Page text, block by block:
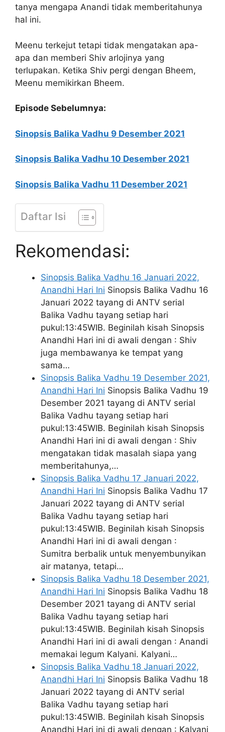
tanya mengapa Anandi tidak memberitahunya
hal ini.
Meenu terkejut tetapi tidak mengatakan apa-
apa dan memberi Shiv arlojinya yang
terlupakan. Ketika Shiv pergi dengan Bheem,
Meenu memikirkan Bheem.
Episode Sebelumnya:
Sinopsis Balika Vadhu 9 Desember 2021
Sinopsis Balika Vadhu 10 Desember 2021
Sinopsis Balika Vadhu 11 Desember 2021
Daftar Isi
Rekomendasi:
Sinopsis Balika Vadhu 16 Januari 2022,
Anandhi Hari Ini Sinopsis Balika Vadhu 16
Januari 2022 tayang di ANTV serial
Balika Vadhu tayang setiap hari
pukul:13:45WIB. Beginilah kisah Sinopsis
Anandhi Hari ini di awali dengan : Shiv
juga membawanya ke tempat yang
sama…
Sinopsis Balika Vadhu 19 Desember 2021,
Anandhi Hari Ini Sinopsis Balika Vadhu 19
Desember 2021 tayang di ANTV serial
Balika Vadhu tayang setiap hari
pukul:13:45WIB. Beginilah kisah Sinopsis
Anandhi Hari ini di awali dengan : Shiv
mengatakan tidak masalah siapa yang
memberitahunya,…
Sinopsis Balika Vadhu 17 Januari 2022,
Anandhi Hari Ini Sinopsis Balika Vadhu 17
Januari 2022 tayang di ANTV serial
Balika Vadhu tayang setiap hari
pukul:13:45WIB. Beginilah kisah Sinopsis
Anandhi Hari ini di awali dengan :
Sumitra berbalik untuk menyembunyikan
air matanya, tetapi…
Sinopsis Balika Vadhu 18 Desember 2021,
Anandhi Hari Ini Sinopsis Balika Vadhu 18
Desember 2021 tayang di ANTV serial
Balika Vadhu tayang setiap hari
pukul:13:45WIB. Beginilah kisah Sinopsis
Anandhi Hari ini di awali dengan : Anandi
memakai legum Kalyani. Kalyani…
Sinopsis Balika Vadhu 18 Januari 2022,
Anandhi Hari Ini Sinopsis Balika Vadhu 18
Januari 2022 tayang di ANTV serial
Balika Vadhu tayang setiap hari
pukul:13:45WIB. Beginilah kisah Sinopsis
Anandhi Hari ini di awali dengan : Kalyani